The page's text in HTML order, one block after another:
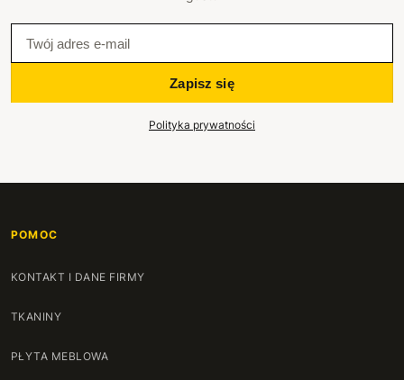
Zapisz się
Polityka prywatności
POMOC
KONTAKT I DANE FIRMY
TKANINY
PŁYTA MEBLOWA